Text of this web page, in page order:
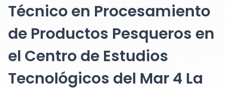
Técnico en Procesamiento
de Productos Pesqueros en
el Centro de Estudios
Tecnológicos del Mar 4 La